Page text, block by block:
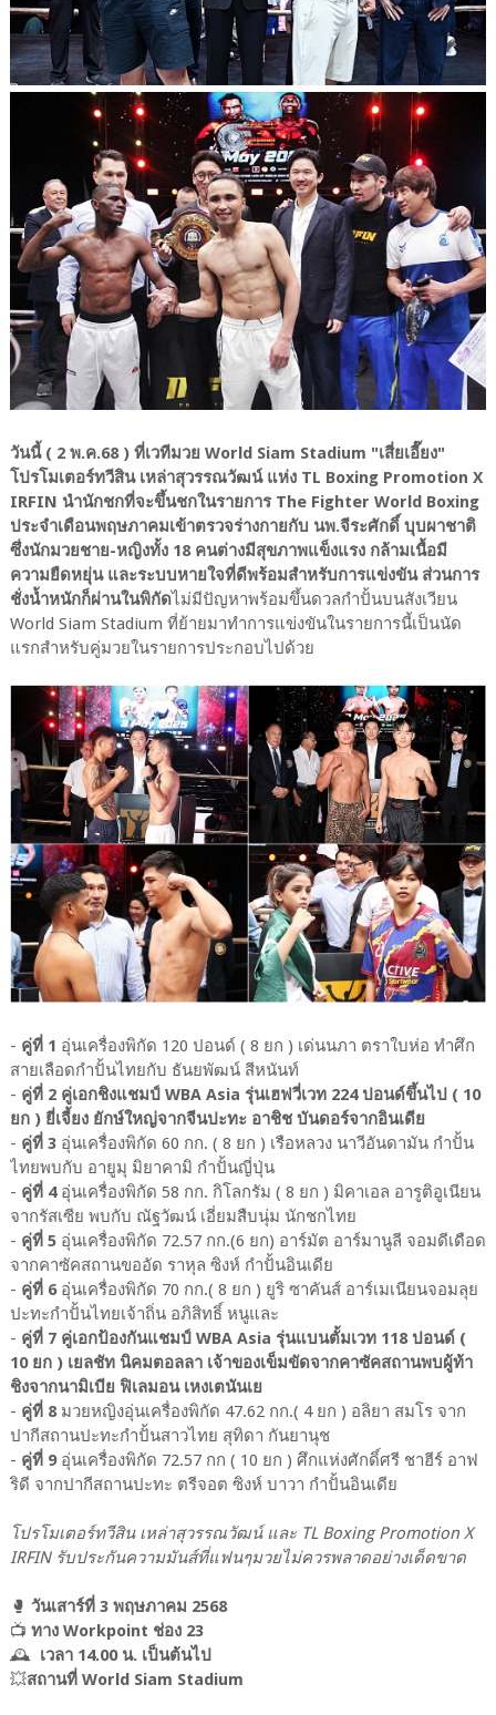
วันนี้ ( 2 พ.ค.68 ) ที่เวทีมวย World Siam Stadium "เสี่ยเอี๊ยง"
โปรโมเตอร์ทวีสิน เหล่าสุวรรณวัฒน์ แห่ง TL Boxing Promotion X
IRFIN นำนักชกที่จะขึ้นชกในรายการ The Fighter World Boxing
ประจำเดือนพฤษภาคมเข้าตรวจร่างกายกับ นพ.จีระศักดิ์ บุบผาชาติ
ซึ่งนักมวยชาย-หญิงทั้ง 18 คนต่างมีสุขภาพแข็งแรง กล้ามเนื้อมี
ความยืดหยุ่น และระบบหายใจที่ดีพร้อมสำหรับการแข่งขัน ส่วนการ
ชั่งน้ำหนักก็ผ่านในพิกัดไม่มีปัญหาพร้อมขึ้นดวลกำปั้นบนสังเวียน
World Siam Stadium ที่ย้ายมาทำการแข่งขันในรายการนี้เป็นนัด
แรกสำหรับคู่มวยในรายการประกอบไปด้วย
- คู่ที่ 1 อุ่นเครื่องพิกัด 120 ปอนด์ ( 8 ยก ) เด่นนภา ตราใบห่อ ทำศึก
สายเลือดกำปั้นไทยกับ ธันยพัฒน์ สีหนันท์
- คู่ที่ 2 คู่เอกชิงแชมป์ WBA Asia รุ่นเฮฟวี่เวท 224 ปอนด์ขึ้นไป ( 10
ยก ) ยี่เจี้ยง ยักษ์ใหญ่จากจีนปะทะ อาชิช บันดอร์จากอินเดีย
- คู่ที่ 3อุ่นเครื่องพิกัด 60 กก. ( 8 ยก ) เรือหลวง นาวีอันดามัน กำปั้น
ไทยพบกับ อายูมุ มิยาคามิ กำปั้นญี่ปุ่น
- คู่ที่ 4อุ่นเครื่องพิกัด 58 กก. กิโลกรัม ( 8 ยก ) มิคาเอล อารูติอูเนียน
จากรัสเซีย พบกับ ณัฐวัฒน์ เอี่ยมสืบนุ่ม นักชกไทย
- คู่ที่ 5อุ่นเครื่องพิกัด 72.57 กก.(6 ยก) อาร์มัต อาร์มานูลี จอมดีเดือด
จากคาซัคสถานขออัด ราหุล ซิงห์ กำปั้นอินเดีย
- คู่ที่ 6 อุ่นเครื่องพิกัด 70 กก.( 8 ยก ) ยูริ ซาคันส์ อาร์เมเนียนจอมลุย
ปะทะกำปั้นไทยเจ้าถิ่น อภิสิทธิ์ หนูและ
- คู่ที่ 7 คู่เอกป้องกันแชมป์ WBA Asia รุ่นแบนตั้มเวท 118 ปอนด์ (
10 ยก ) เยลชัท นิคมตอลลา เจ้าของเข็มขัดจากคาซัคสถานพบผู้ท้า
ชิงจากนามิเบีย ฟิเลมอน เหงเตนันเย
- คู่ที่ 8 มวยหญิงอุ่นเครื่องพิกัด 47.62 กก.( 4 ยก ) อลิยา สมโร จาก
ปากีสถานปะทะกำปั้นสาวไทย สุทิดา กันยานุช
- คู่ที่ 9อุ่นเครื่องพิกัด 72.57 กก ( 10 ยก ) ศึกแห่งศักดิ์ศรี ชาฮีร์ อาฟ
ริดี จากปากีสถานปะทะ ตรีจอต ซิงห์ บาวา กำปั้นอินเดีย
โปรโมเตอร์ทวีสิน เหล่าสุวรรณวัฒน์ และ TL Boxing Promotion X
IRFIN รับประกันความมันส์ที่แฟนๆมวยไม่ควรพลาดอย่างเด็ดขาด
🥊 วันเสาร์ที่ 3 พฤษภาคม 2568
📺 ทาง Workpoint ช่อง 23
🕰 เวลา 14.00 น. เป็นต้นไป
💥สถานที่ World Siam Stadium